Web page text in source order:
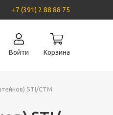
+7 (391) 2 88 88 75
Войти Корзина
STI/СТМ